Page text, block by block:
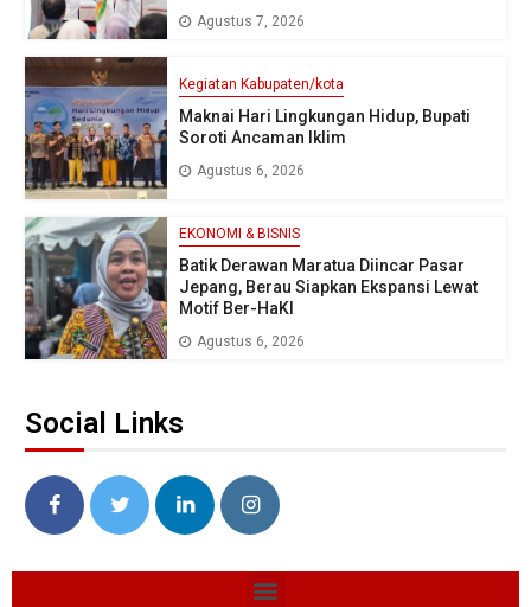
Agustus 7, 2026
Kegiatan Kabupaten/kota
Maknai Hari Lingkungan Hidup, Bupati
Soroti Ancaman Iklim
Agustus 6, 2026
EKONOMI & BISNIS
Batik Derawan Maratua Diincar Pasar
Jepang, Berau Siapkan Ekspansi Lewat
Motif Ber-HaKI
Agustus 6, 2026
Social Links